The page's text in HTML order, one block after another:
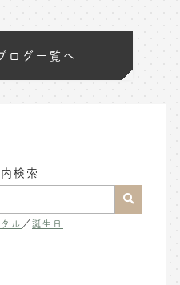
ログ一覧へ
検索
ル ／誕生日